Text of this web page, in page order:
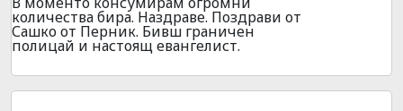
количества бира. Наздраве. Поздрави от
Сашко от Перник. Бивш граничен
полицай и настоящ евангелист.